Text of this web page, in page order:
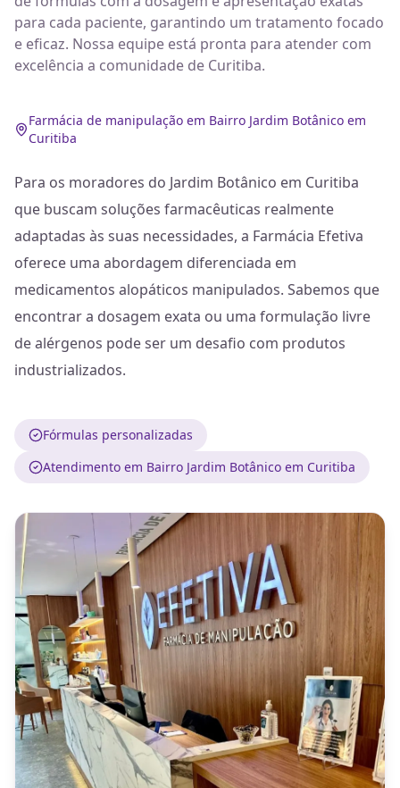
para cada paciente, garantindo um tratamento focado
e eficaz. Nossa equipe está pronta para atender com
excelência a comunidade de Curitiba.
Farmácia de manipulação em Bairro Jardim Botânico em
Curitiba
Para os moradores do Jardim Botânico em Curitiba
que buscam soluções farmacêuticas realmente
adaptadas às suas necessidades, a Farmácia Efetiva
oferece uma abordagem diferenciada em
medicamentos alopáticos manipulados. Sabemos que
encontrar a dosagem exata ou uma formulação livre
de alérgenos pode ser um desafio com produtos
industrializados.
Fórmulas personalizadas
Atendimento em Bairro Jardim Botânico em Curitiba